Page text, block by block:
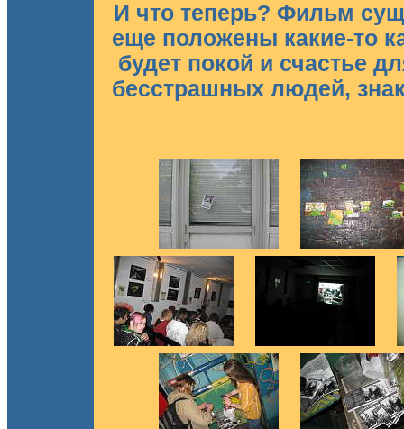
И что теперь? Фильм
еще положены какие-то
будет покой и счастье
бесстрашных людей,